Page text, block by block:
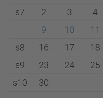
s7
2 3 4
9
10 11
s8
16 17 18
s9
23 24 25
s10
30